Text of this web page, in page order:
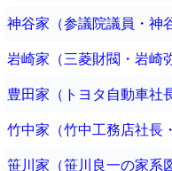
神谷家（参議院議員・神
岩崎家（三菱財閥・岩崎
豊田家（トヨタ自動車社
竹中家（竹中工務店社長
笹川家（笹川良一の家系